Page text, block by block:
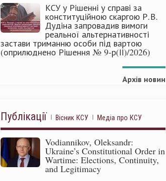
КСУ у Рішенні у справі за
конституційною скаргою Р.В.
Дудіна запровадив вимоги
реальної альтернативності
застави триманню особи під вартою
(оприлюднено Рішення № 9-р(ІІ)/2026)
Архів новин
Публікації Вісник КСУ Медіа про КСУ
Vodiannikov, Oleksandr:
Ukraine’s Constitutional Order in
Wartime: Elections, Continuity,
and Legitimacy